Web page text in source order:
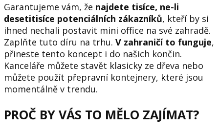
Garantujeme vám, že najdete tisíce, ne-li
desetitisíce potenciálních zákazníků, kteří by si
ihned nechali postavit mini office na své zahradě.
Zaplňte tuto díru na trhu. V zahraničí to funguje,
přineste tento koncept i do našich končin.
Kanceláře můžete stavět klasicky ze dřeva nebo
můžete použít přepravní kontejnery, které jsou
momentálně v trendu.
PROČ BY VÁS TO MĚLO ZAJÍMAT?